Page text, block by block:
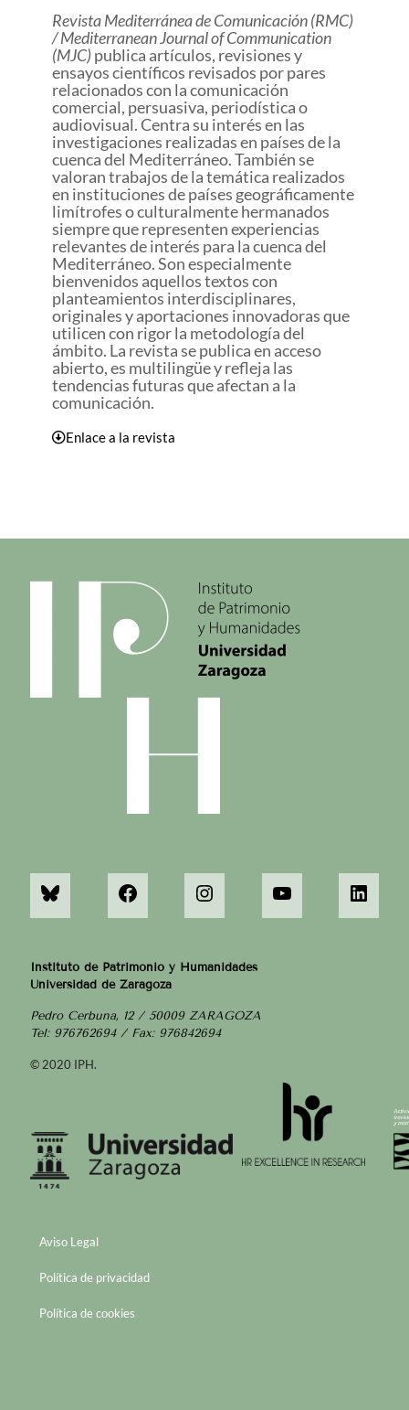
Revista Mediterránea de Comunicación (RMC)
/ Mediterranean Journal of Communication
(MJC)publica artículos, revisiones y
ensayos científicos revisados por pares
relacionados con la comunicación
comercial, persuasiva, periodística o
audiovisual. Centra su interés en las
investigaciones realizadas en países de la
cuenca del Mediterráneo. También se
valoran trabajos de la temática realizados
en instituciones de países geográficamente
limítrofes o culturalmente hermanados
siempre que representen experiencias
relevantes de interés para la cuenca del
Mediterráneo. Son especialmente
bienvenidos aquellos textos con
planteamientos interdisciplinares,
originales y aportaciones innovadoras que
utilicen con rigor la metodología del
ámbito. La revista se publica en acceso
abierto, es multilingüe y refleja las
tendencias futuras que afectan a la
comunicación.
Enlace a la revista
Instituto de Patrimonio y Humanidades
Universidad de Zaragoza
Pedro Cerbuna, 12 / 50009 ZARAGOZA
Tel: 976762694 / Fax: 976842694
© 2020 IPH.
Aviso Legal
Política de privacidad
Política de cookies